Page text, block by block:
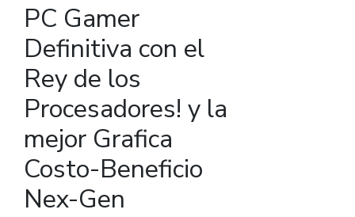
PC Gamer
Definitiva con el
Rey de los
Procesadores! y la
mejor Grafica
Costo-Beneficio
Nex-Gen